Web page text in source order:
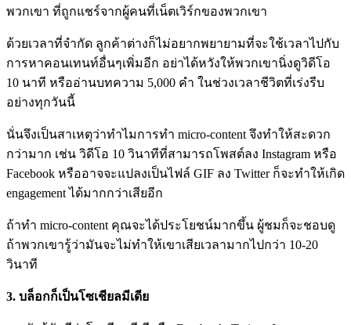
พวกเขา ที่ถูกแชร์จากผู้คนที่เน็ตเวิร์กของพวกเขา
ด้วยเวลาที่จำกัด ลูกค้าต่างก็ไม่อยากพยายามที่จะใช้เวลาไปกับ
การหาคอนเทนท์อื่นๆเพิ่มอีก อย่าได้หวังให้พวกเขานิ่งดูวิดีโอ
10 นาที หรืออ่านบทความ 5,000 คำ ในช่วงเวลาชีวิตที่เร่งรีบ
อย่างทุกวันนี้
นั่นจึงเป็นสาเหตุว่าทำไมการทำ micro-content จึงทำให้สะดวก
กว่ามาก เช่น วิดีโอ 10 วินาทีที่สามารถโพสต์ลง Instagram หรือ
Facebook หรืออาจจะแปลงเป็นไฟล์ GIF ลง Twitter ก็จะทำให้เกิด
engagement ได้มากกว่าเสียอีก
ถ้าทำ micro-content คุณจะได้ประโยชน์มากขึ้น ผู้ชมก็จะชอบดู
ถ้าพวกเขารู้ว่ามันจะไม่ทำให้เขาเสียเวลามากไปกว่า 10-20
วินาที
3. บล็อกก็เป็นโซเชียลมีเดีย